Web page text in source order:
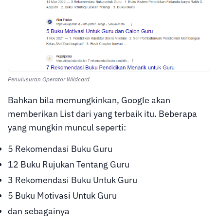
Penulusuran Operator Wildcard
Bahkan bila memungkinkan, Google akan
memberikan List dari yang terbaik itu. Beberapa
yang mungkin muncul seperti:
5 Rekomendasi Buku Guru
12 Buku Rujukan Tentang Guru
3 Rekomendasi Buku Untuk Guru
5 Buku Motivasi Untuk Guru
dan sebagainya